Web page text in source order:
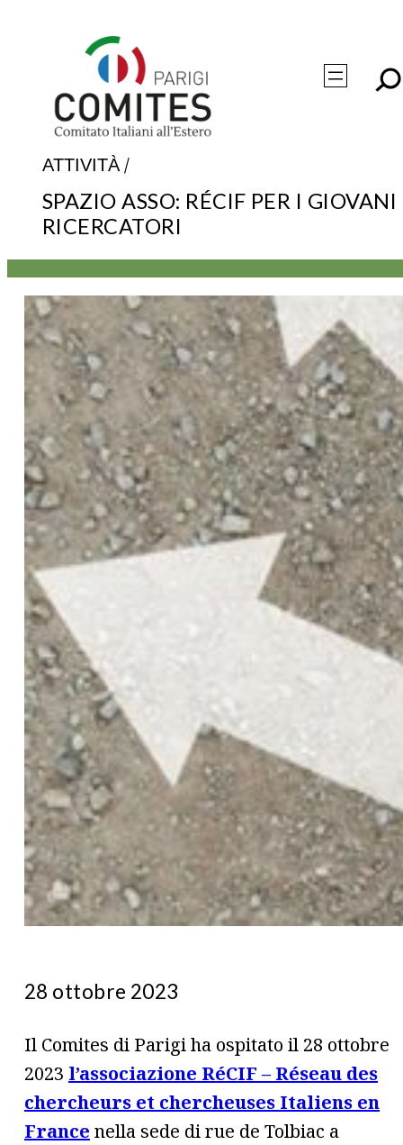
ATTIVITÀ/
SPAZIO ASSO: RÉCIF PER I GIOVANI
RICERCATORI
28 ottobre 2023
Il Comites di Parigi ha ospitato il 28 ottobre
2023 l’associazione RéCIF – Réseau des
chercheurs et chercheuses Italiens en
France nella sede di rue de Tolbiac a